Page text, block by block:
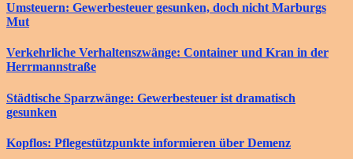
Umsteuern: Gewerbesteuer gesunken, doch nicht Marburgs
Mut
Verkehrliche Verhaltenszwänge: Container und Kran in der
Herrmannstraße
Städtische Sparzwänge: Gewerbesteuer ist dramatisch
gesunken
Kopflos: Pflegestützpunkte informieren über Demenz